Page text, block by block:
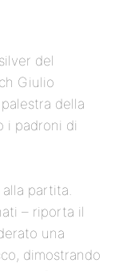
del
Giulio
della
i padroni di
partita.
– riporta il
una
dimostrando